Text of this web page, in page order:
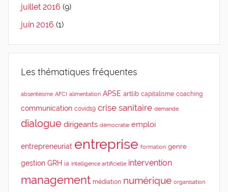
juillet 2016 (9)
juin 2016 (1)
Les thématiques fréquentes
absentéisme AFCI alimentation APSE artlib capitalisme coaching
communication covid19 crise sanitaire demande
dialogue dirigeants démocratie emploi
entrepreneuriat entreprise formation genre
gestion GRH ia intelligence artificielle intervention
management médiation numérique organisation